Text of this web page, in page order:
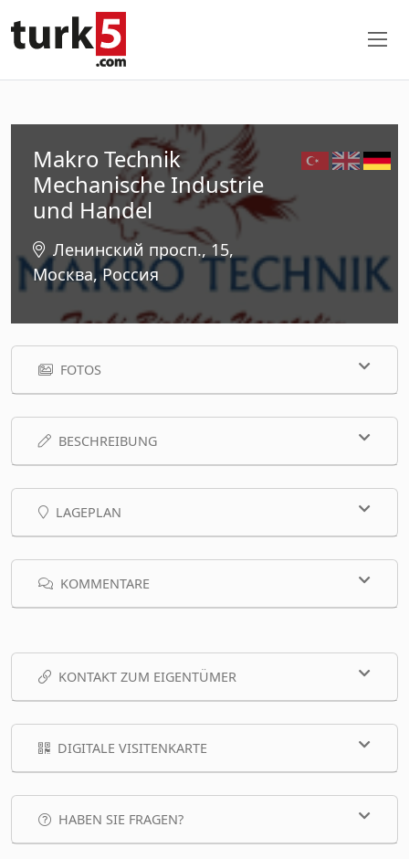
Makro Technik
Mechanische Industrie
und Handel
Ленинский просп., 15,
Москва, Россия
FOTOS
BESCHREIBUNG
LAGEPLAN
KOMMENTARE
KONTAKT ZUM EIGENTÜMER
DIGITALE VISITENKARTE
HABEN SIE FRAGEN?